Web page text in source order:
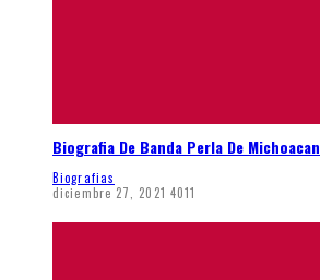
Biografia De Banda Perla De Michoacan
Biografias
diciembre 27, 2021 4011